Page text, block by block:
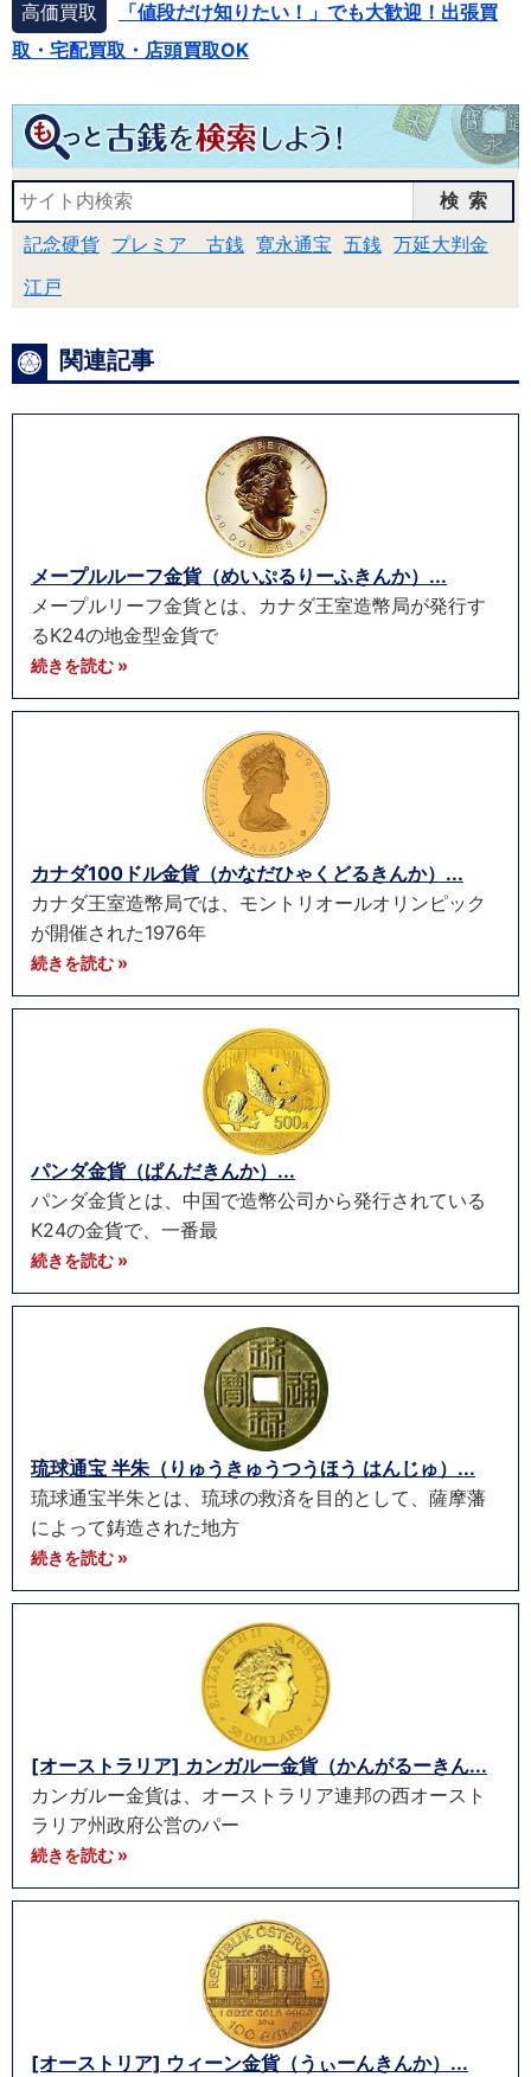
高価買取
「値段だけ知りたい！」でも大歓迎！出張買
取・宅配買取・店頭買取OK
検索
記念硬貨 プレミア 古銭 寛永通宝 五銭 万延大判金
江戸
関連記事
メープルルーフ金貨（めいぷるりーふきんか）...
メープルリーフ金貨とは、カナダ王室造幣局が発行す
るK24の地金型金貨で
続きを読む »
カナダ100ドル金貨（かなだひゃくどるきんか）...
カナダ王室造幣局では、モントリオールオリンピック
が開催された1976年
続きを読む »
パンダ金貨（ぱんだきんか）...
パンダ金貨とは、中国で造幣公司から発行されている
K24の金貨で、一番最
続きを読む »
琉球通宝 半朱（りゅうきゅうつうほう はんじゅ）...
琉球通宝半朱とは、琉球の救済を目的として、薩摩藩
によって鋳造された地方
続きを読む »
[オーストラリア] カンガルー金貨（かんがるーきん...
カンガルー金貨は、オーストラリア連邦の西オースト
ラリア州政府公営のパー
続きを読む »
[オーストリア] ウィーン金貨（うぃーんきんか）...